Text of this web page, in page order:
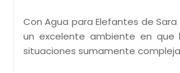
Con Agua para Elefantes de
un excelente ambiente en
situaciones sumamente